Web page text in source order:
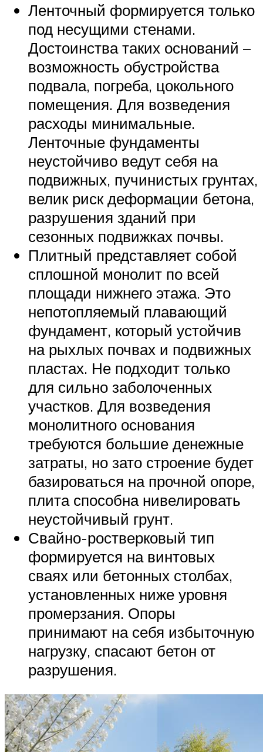
Ленточный формируется только
под несущими стенами.
Достоинства таких оснований –
возможность обустройства
подвала, погреба, цокольного
помещения. Для возведения
расходы минимальные.
Ленточные фундаменты
неустойчиво ведут себя на
подвижных, пучинистых грунтах,
велик риск деформации бетона,
разрушения зданий при
сезонных подвижках почвы.
Плитный представляет собой
сплошной монолит по всей
площади нижнего этажа. Это
непотопляемый плавающий
фундамент, который устойчив
на рыхлых почвах и подвижных
пластах. Не подходит только
для сильно заболоченных
участков. Для возведения
монолитного основания
требуются большие денежные
затраты, но зато строение будет
базироваться на прочной опоре,
плита способна нивелировать
неустойчивый грунт.
Свайно-ростверковый тип
формируется на винтовых
сваях или бетонных столбах,
установленных ниже уровня
промерзания. Опоры
принимают на себя избыточную
нагрузку, спасают бетон от
разрушения.